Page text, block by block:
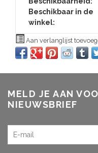
Beschikbaar in de
winkel:
Aan verlanglijst
MELD JE AAN
NIEUWSBRIEF